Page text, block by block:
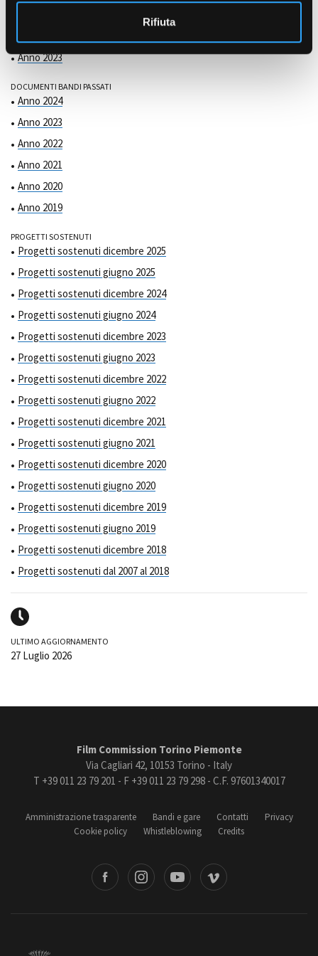
Rifiuta
Anno 2023
DOCUMENTI BANDI PASSATI
Anno 2024
Anno 2023
Anno 2022
Anno 2021
Anno 2020
Anno 2019
PROGETTI SOSTENUTI
Progetti sostenuti dicembre 2025
Progetti sostenuti giugno 2025
Progetti sostenuti dicembre 2024
Progetti sostenuti giugno 2024
Progetti sostenuti dicembre 2023
Progetti sostenuti giugno 2023
Progetti sostenuti dicembre 2022
Progetti sostenuti giugno 2022
Progetti sostenuti dicembre 2021
Progetti sostenuti giugno 2021
Progetti sostenuti dicembre 2020
Progetti sostenuti giugno 2020
Progetti sostenuti dicembre 2019
Progetti sostenuti giugno 2019
Progetti sostenuti dicembre 2018
Progetti sostenuti dal 2007 al 2018
ULTIMO AGGIORNAMENTO
27 Luglio 2026
Film Commission Torino Piemonte
Via Cagliari 42, 10153 Torino - Italy
T +39 011 23 79 201 - F +39 011 23 79 298 - C.F. 97601340017
Amministrazione trasparente Bandi e gare Contatti
Privacy
Cookie policy
Whistleblowing Credits
Vimeo